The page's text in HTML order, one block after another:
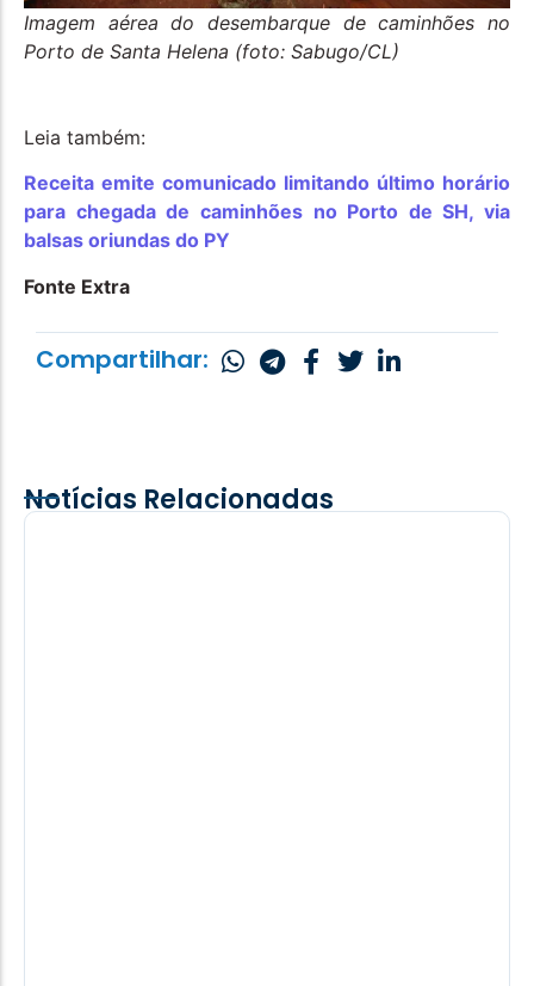
Imagem aérea do desembarque de caminhões no
Porto de Santa Helena (foto: Sabugo/CL)
Leia também:
Receita emite comunicado limitando último horário
para chegada de caminhões no Porto de SH, via
balsas oriundas do PY
Fonte Extra
Compartilhar:
Notícias Relacionadas